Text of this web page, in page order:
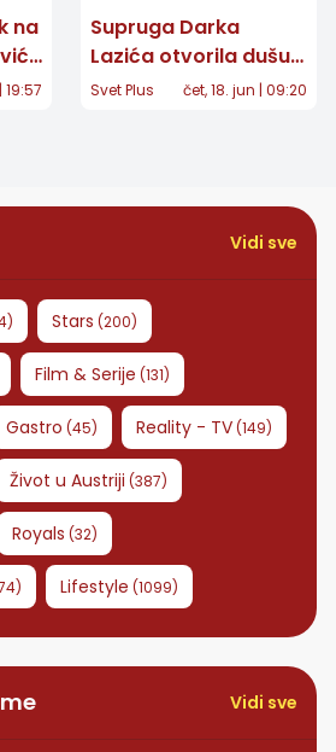
na
19:57
Supruga Darka
Lazića otvorila dušu:
"Nikada se nećemo
Svet Plus čet, 18. jun | 09:20
Vidi sve
) Stars (200)
Film & Serije (131)
Gastro (45) Reality - TV(149)
Život u Austriji (387)
Royals (32)
) Lifestyle (1099)
Vidi sve